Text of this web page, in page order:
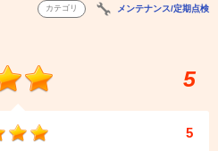
カテゴリ メンテナンス/定期点検
5
5